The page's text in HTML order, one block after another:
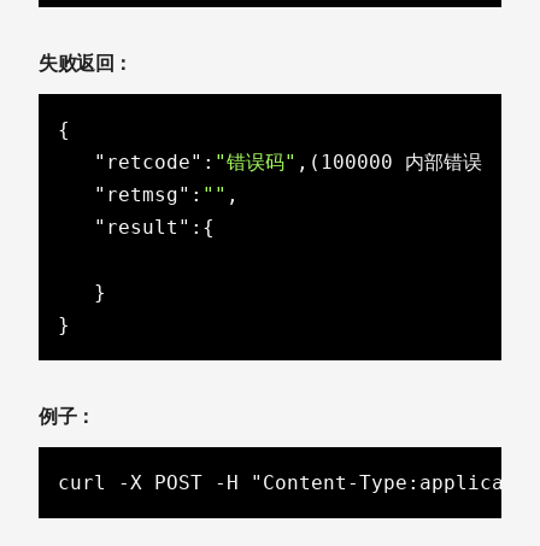
失败返回：
{
"retcode" : "错误码" ,(100000 内部错误 ，
"retmsg" : "" ,
"result" :{
   }
}
例子：
curl -X POST -H "Content-